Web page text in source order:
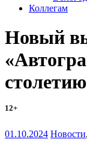
Коллегам
Новый
12+
01.10.2024 Новости,